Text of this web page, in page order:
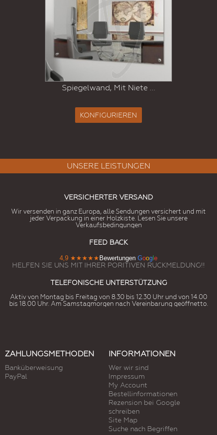
Spiegelwand, Mit Niete ...
KONFIGURIEREN
UNSERE LEISTUNGEN
VERSICHERTER VERSAND
Wir versenden in ganz Europa, alle Sendungen versichert und mit
jeder Verpackung in einer Holzkiste. Lesen Sie unsere
Verkaufsbedingungen
FEED BACK
4,9 ★★★★★ Bewertungen Goog e
HELFEN SIE UNS MIT IHRER PORITIVEN RUCKMELDUNG!!
TELEFONISCHE UNTERSTÜTZUNG
Aktiv von Montag bis Freitag von 8.30 bis 12.30 Uhr und von 14.00
bis 18.00 Uhr. Am Samstagmorgen nach Vereinbarung geöffnetto.
ZAHLUNGSMETHODEN
Banküberweisung
PayPal
INFORMATIONEN
Wer wir sind
Impressum
My Account
Bestellinformationen
Rezension bei Google
schreiben
Site Map
Suche nach Begriffen